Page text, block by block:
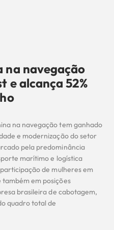
na navegação
e alcança 52%
na navegação tem ganhado
e modernização do setor
pela predominância
marítimo e logística
de mulheres em
em posições
brasileira de cabotagem,
quadro total de